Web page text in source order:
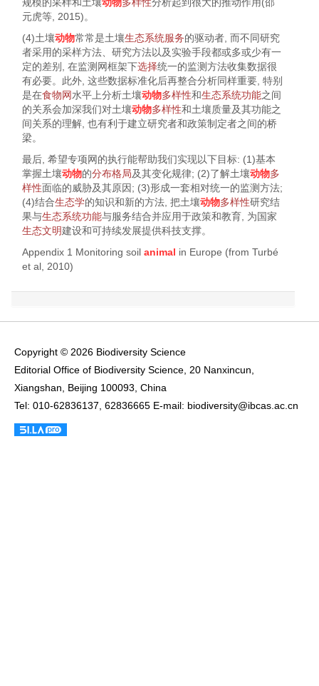
元虎等, 2015)。
(4)土壤动物常常是土壤生态系统服务的驱动者, 而不同研究
者采用的采样方法、研究方法以及实验手段都或多或少有一
定的差别, 在监测网框架下选择统一的监测方法收集数据很
有必要。此外, 这些数据标准化后再整合分析同样重要, 特别
是在食物网水平上分析土壤动物多样性和生态系统功能之间
的关系会加深我们对土壤动物多样性和土壤质量及其功能之
间关系的理解, 也有利于建立研究者和政策制定者之间的桥
梁。
最后, 希望专项网的执行能帮助我们实现以下目标: (1)基本
掌握土壤动物的分布格局及其变化规律; (2)了解土壤动物多
样性面临的威胁及其原因; (3)形成一套相对统一的监测方法;
(4)结合生态学的知识和新的方法, 把土壤动物多样性研究结
果与生态系统功能与服务结合并应用于政策和教育, 为国家
生态文明建设和可持续发展提供科技支撑。
Appendix 1 Monitoring soil animal in Europe (from Turbé
et al, 2010)
Copyright © 2026 Biodiversity Science
Editorial Office of Biodiversity Science, 20 Nanxincun,
Xiangshan, Beijing 100093, China
Tel: 010-62836137, 62836665 E-mail: biodiversity@ibcas.ac.cn